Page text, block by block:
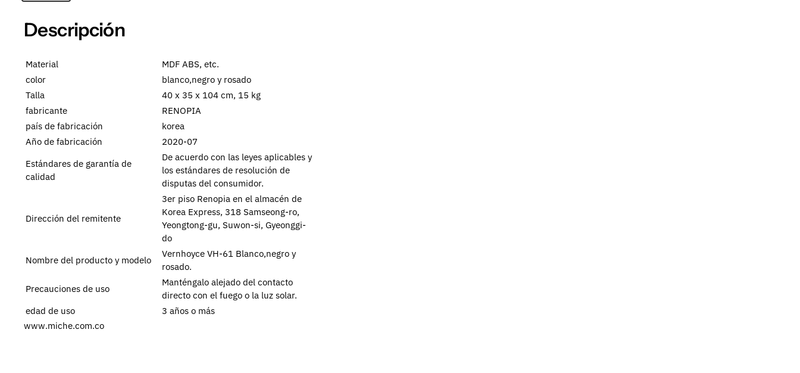
Descripción
Material
MDF ABS, etc.
color
blanco,negro y rosado
Talla
40 x 35 x 104 cm, 15 kg
fabricante
RENOPIA
país de fabricación
korea
Año de fabricación
2020-07
Estándares de garantía de
calidad
De acuerdo con las leyes aplicables y
los estándares de resolución de
disputas del consumidor.
Dirección del remitente
3er piso Renopia en el almacén de
Korea Express, 318 Samseong-ro,
Yeongtong-gu, Suwon-si, Gyeonggi-
do
Nombre del producto y modelo
Vernhoyce VH-61 Blanco,negro y
rosado.
Precauciones de uso
Manténgalo alejado del contacto
directo con el fuego o la luz solar.
edad de uso
3 años o más
www.miche.com.co